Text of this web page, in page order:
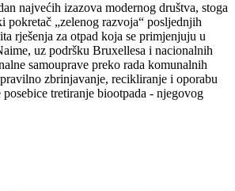
najvećih izazova modernog društva, stoga
pokretač „zelenog razvoja“ posljednjih
rješenja za otpad koja se primjenjuju u
uz podršku Bruxellesa i nacionalnih
samouprave preko rada komunalnih
zbrinjavanje, recikliranje i oporabu
tretiranje biootpada - njegovog